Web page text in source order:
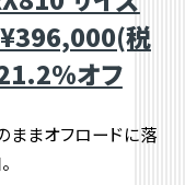
税
％オフ
ままオフロードに落